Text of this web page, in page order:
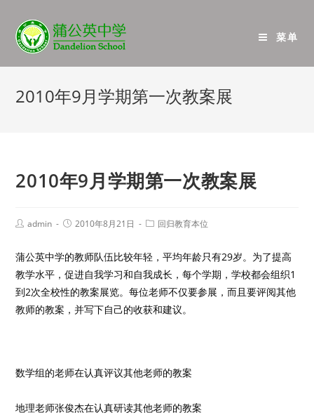
菜单
2010年9月学期第一次教案展
2010年9月学期第一次教案展
admin 2010年8月21日 回归教育本位
蒲公英中学的教师队伍比较年轻，平均年龄只有29岁。为了提高
教学水平，促进自我学习和自我成长，每个学期，学校都会组织1
到2次全校性的教案展览。每位老师不仅要参展，而且要评阅其他
教师的教案，并写下自己的收获和建议。
数学组的老师在认真评议其他老师的教案
地理老师张俊杰在认真研读其他老师的教案